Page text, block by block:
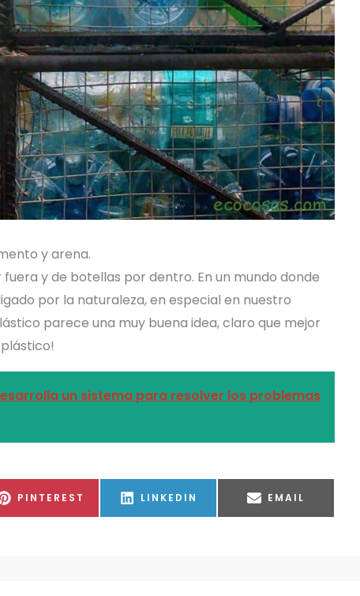
y arena.
y de botellas por dentro. En un mundo donde
por la naturaleza, en especial en nuestro
parece una muy buena idea, claro que mejor
un sistema para resolver los problemas
COMPARTIR
PINTEREST COMPARTIR
LINKEDIN COMPARTIR
EMAIL